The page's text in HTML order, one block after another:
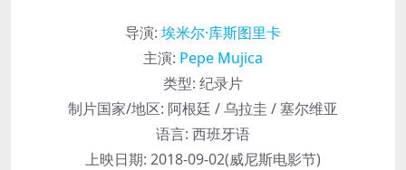
导演: 埃米尔·库斯图里卡
主演: Pepe Mujica
类型: 纪录片
制片国家/地区: 阿根廷 / 乌拉圭 / 塞尔维亚
语言: 西班牙语
上映日期: 2018-09-02(威尼斯电影节)